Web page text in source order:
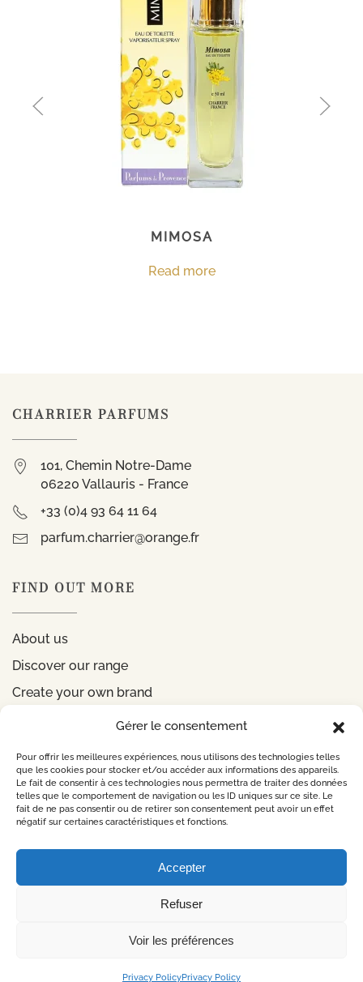
Gérer le consentement
Pour offrir les meilleures expériences, nous utilisons des technologies telles
que les cookies pour stocker et/ou accéder aux informations des appareils.
Le fait de consentir à ces technologies nous permettra de traiter des données
telles que le comportement de navigation ou les ID uniques sur ce site. Le
fait de ne pas consentir ou de retirer son consentement peut avoir un effet
négatif sur certaines caractéristiques et fonctions.
Accepter
Refuser
Voir les préférences
Privacy PolicyPrivacy Policy
MIMOSA
Read more
CHARRIER PARFUMS
101, Chemin Notre-Dame
06220 Vallauris - France
+33 (0)4 93 64 11 64
parfum.charrier@orange.fr
FIND OUT MORE
About us
Discover our range
Create your own brand
Legal notice
Privacy Policy